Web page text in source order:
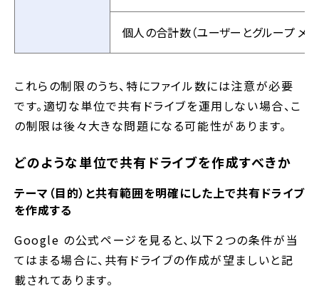
個人の合計数（ユーザーとグループ メン
これらの制限のうち、特にファイル数には注意が必要
です。適切な単位で共有ドライブを運用しない場合、こ
の制限は後々大きな問題になる可能性があります。
どのような単位で共有ドライブを作成すべきか
テーマ（目的）と共有範囲を明確にした上で共有ドライブ
を作成する
Google の公式ページを見ると、以下２つの条件が当
てはまる場合に、共有ドライブの作成が望ましいと記
載されてあります。